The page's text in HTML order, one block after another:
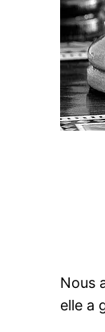
Nous
elle a